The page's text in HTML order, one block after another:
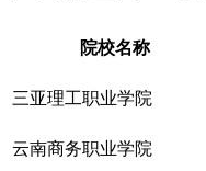
院校名称
三亚理工职业学院
云南商务职业学院